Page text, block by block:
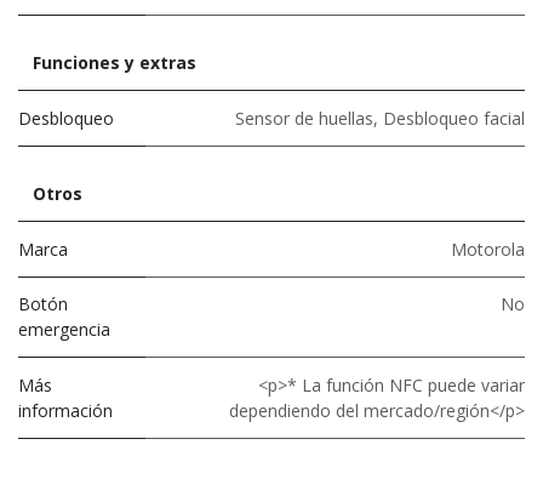
Funciones y extras
Desbloqueo Sensor de huellas, Desbloqueo facial
Otros
Marca Motorola
Botón
emergencia
No
Más
información
<p>* La función NFC puede variar
dependiendo del mercado/región</p>